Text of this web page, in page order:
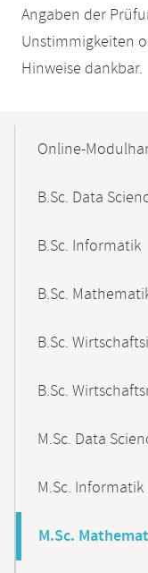
Angaben der
Unstimmigkeiten
Hinweise dankbar.
NavigationOnline-
B.Sc. Data
B.Sc. Informatik
B.Sc.
B.Sc.
B.Sc.
M.Sc. Data
M.Sc. Informatik
M.Sc.